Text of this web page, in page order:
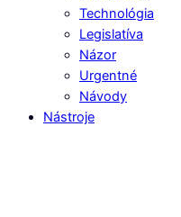
Technológia
Legislatíva
Názor
Urgentné
Návody
Nástroje